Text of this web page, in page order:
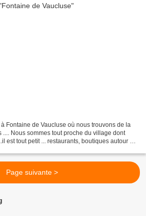
Fontaine de Vaucluse où nous trouvons de la
Nous sommes tout proche du village dont
est tout petit ... restaurants, boutiques autour de
Page suivante >